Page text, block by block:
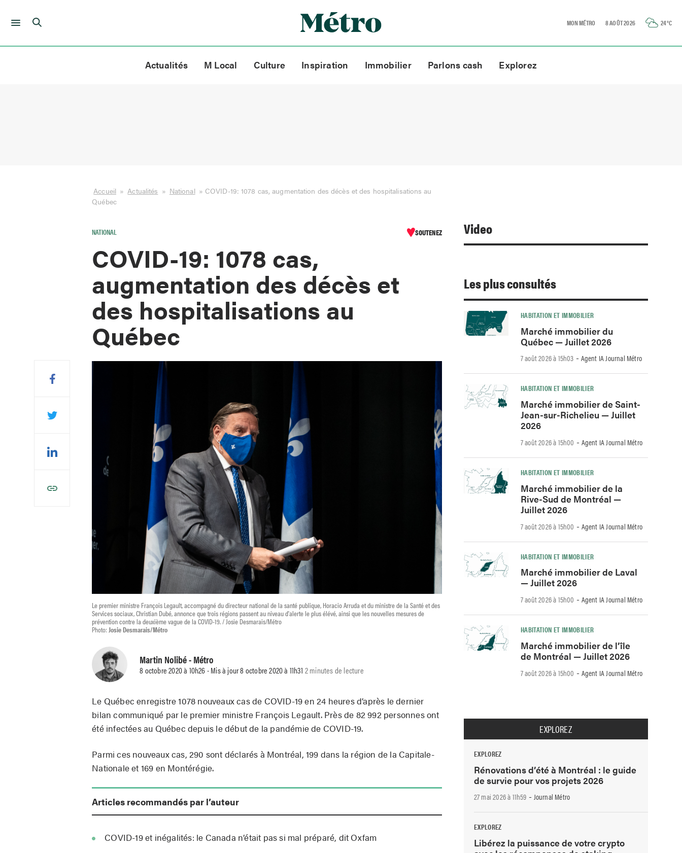
Skip
MON MÉTRO 8 AOÛT 2026 24°C
Actualités M Local Culture Inspiration Immobilier Parlons cash Explorez
Accueil » Actualités » National » COVID-19: 1078 cas, augmentation des décès et des hospitalisations au
Québec
NATIONAL SOUTENEZ
COVID-19: 1078 cas,
augmentation des décès et
des hospitalisations au
Québec
Le premier ministre François Legault, accompagné du directeur national de la santé publique, Horacio Arruda et du ministre de la Santé et des
Services sociaux, Christian Dubé, annonce que trois régions passent au niveau d'alerte le plus élévé, ainsi que les nouvelles mesures de
prévention contre la deuxième vague de la COVID-19. / Josie Desmarais/Métro
Photo:Josie Desmarais/Métro
Martin Nolibé- Métro
8 octobre 2020 à 10h26 - Mis à jour 8 octobre 2020 à 11h31 2 minutes de lecture
Le Québec enregistre 1078 nouveaux cas de COVID-19 en 24 heures d’après le dernier
bilan communiqué par le premier ministre François Legault. Près de 82 992 personnes ont
été infectées au Québec depuis le début de la pandémie de COVID-19.
Parmi ces nouveaux cas, 290 sont déclarés à Montréal, 199 dans la région de la Capitale-
Nationale et 169 en Montérégie.
Articles recommandés par l’auteur
COVID-19 et inégalités: le Canada n’était pas si mal préparé, dit Oxfam
Video
Les plus consultés
HABITATION ET IMMOBILIER
Marché immobilier du
Québec — Juillet 2026
7 août 2026 à 15h03 -Agent IA Journal Métro
HABITATION ET IMMOBILIER
Marché immobilier de Saint-
Jean-sur-Richelieu — Juillet
2026
7 août 2026 à 15h00 -Agent IA Journal Métro
HABITATION ET IMMOBILIER
Marché immobilier de la
Rive-Sud de Montréal —
Juillet 2026
7 août 2026 à 15h00 -Agent IA Journal Métro
HABITATION ET IMMOBILIER
Marché immobilier de Laval
— Juillet 2026
7 août 2026 à 15h00 -Agent IA Journal Métro
HABITATION ET IMMOBILIER
Marché immobilier de l’île
de Montréal — Juillet 2026
7 août 2026 à 15h00 -Agent IA Journal Métro
EXPLOREZ
EXPLOREZ
Rénovations d’été à Montréal : le guide
de survie pour vos projets 2026
27 mai 2026 à 11h59 -Journal Métro
EXPLOREZ
Libérez la puissance de votre crypto